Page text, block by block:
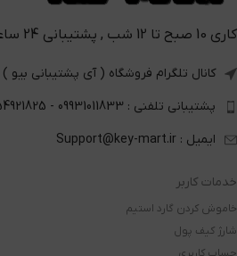
کاری 10 صبح تا 12 شب , پشتیبانی 24 ساعته
کانال تلگرام فروشگاه ( آی پشتیبانی بیو )
پشتیبانی تلفنی : 09931011833 - 09354921825
ایمیل : Support@key-mart.ir
خدمات کاربر
خاموش کردن گارد استیم
شارژ کیف پول